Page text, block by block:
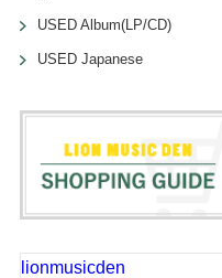
USED Album(LP/CD)
USED Japanese
lionmusicden